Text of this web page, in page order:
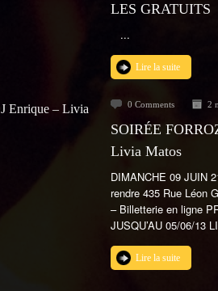
LES GRATUITS
...
Lire la suite
0 Comments 2
SOIRÉE
Livia Matos
DIMANCHE 09 JUIN
rendre 435 Rue Léon
– Billetterie en ligne
JUSQU’AU 05/06/13
Lire la suite